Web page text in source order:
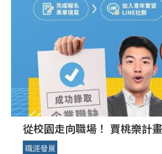
從校園走向職場！ 賈桃樂計
呼籲大三大四青年趕緊來
職涯發展